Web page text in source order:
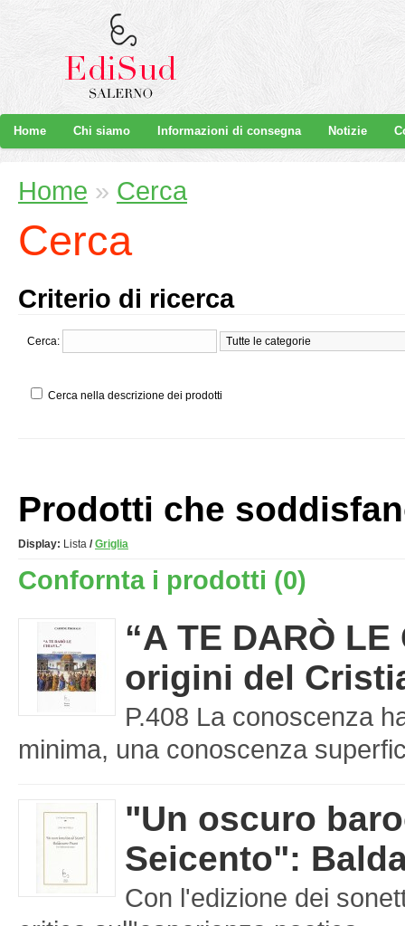
Home Chi siamo Informazioni di consegna Notizie
Home » Cerca
Cerca
Criterio di ricerca
Cerca:
Cerca nella descrizione dei prodotti
Prodotti che
Display: Lista / Griglia
Confornta i prodotti (0)
“A TE DARÒ LE
origini del
P.408 La conoscenza
minima, una conoscenza
"Un oscuro
Seicento":
Con l'edizione dei